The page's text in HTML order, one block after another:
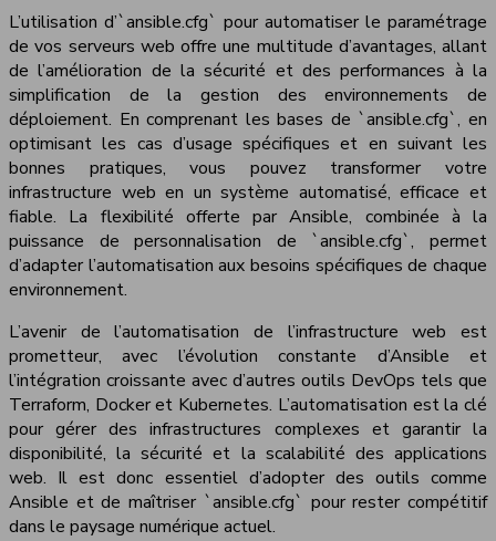
L’utilisation d’`ansible.cfg` pour automatiser le paramétrage
de vos serveurs web offre une multitude d’avantages, allant
de l’amélioration de la sécurité et des performances à la
simplification de la gestion des environnements de
déploiement. En comprenant les bases de `ansible.cfg`, en
optimisant les cas d’usage spécifiques et en suivant les
bonnes pratiques, vous pouvez transformer votre
infrastructure web en un système automatisé, efficace et
fiable. La flexibilité offerte par Ansible, combinée à la
puissance de personnalisation de `ansible.cfg`, permet
d’adapter l’automatisation aux besoins spécifiques de chaque
environnement.
L’avenir de l’automatisation de l’infrastructure web est
prometteur, avec l’évolution constante d’Ansible et
l’intégration croissante avec d’autres outils DevOps tels que
Terraform, Docker et Kubernetes. L’automatisation est la clé
pour gérer des infrastructures complexes et garantir la
disponibilité, la sécurité et la scalabilité des applications
web. Il est donc essentiel d’adopter des outils comme
Ansible et de maîtriser `ansible.cfg` pour rester compétitif
dans le paysage numérique actuel.